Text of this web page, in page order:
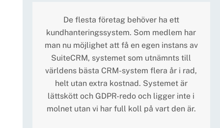
De flesta företag behöver ha ett
kundhanteringssystem. Som medlem har
man nu möjlighet att få en egen instans av
SuiteCRM, systemet som utnämnts till
världens bästa CRM-system flera år i rad,
helt utan extra kostnad. Systemet är
lättskött och GDPR-redo och ligger inte i
molnet utan vi har full koll på vart den är.